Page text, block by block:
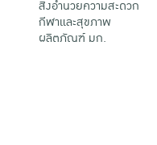
สิ่งอำนวยความสะดวก
กีฬาและสุขภาพ
ผลิตภัณฑ์ มก.